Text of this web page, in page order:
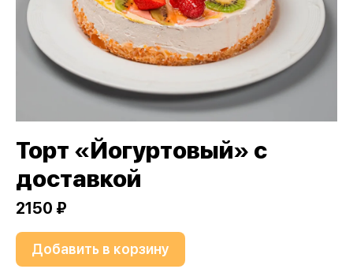
Торт «Йогуртовый» с
доставкой
2150 ₽
Добавить в корзину